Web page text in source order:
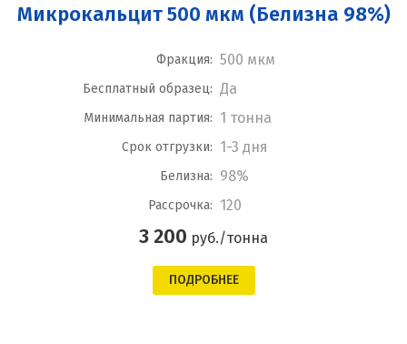
Микрокальцит 500 мкм (Белизна 98%)
Фракция: 500 мкм
Бесплатный образец: Да
Минимальная партия: 1 тонна
Срок отгрузки: 1-3 дня
Белизна: 98%
Рассрочка: 120
3 200 руб./тонна
ПОДРОБНЕЕ